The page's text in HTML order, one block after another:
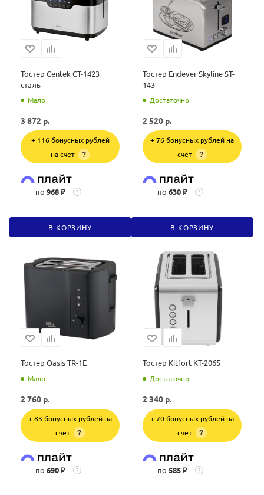
Тостер Centek CT-1423
сталь
Мало
3 872 р.
+ 116 бонусных рублей
на счет
?
по 968 ₽ ?
В КОРЗИНУ
Тостер Endever Skyline ST-
143
Достаточно
2 520 р.
+ 76 бонусных рублей на
счет
?
по 630 ₽ ?
В КОРЗИНУ
Тостер Oasis TR-1E
Мало
2 760 р.
+ 83 бонусных рублей на
счет
?
по 690 ₽ ?
Тостер Kitfort КТ-2065
Достаточно
2 340 р.
+ 70 бонусных рублей на
счет
?
по 585 ₽ ?